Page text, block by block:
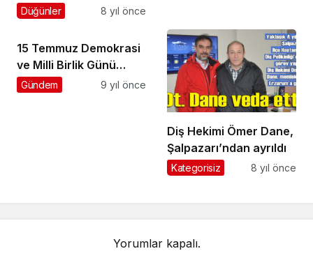
Kursu’nda verin
Düğünler 8 yıl önce
15 Temmuz Demokrasi
ve Milli Birlik Günü
etkinlikleri başladı
Gündem 9 yıl önce
Diş Hekimi Ömer Dane,
Şalpazarı’ndan ayrıldı
Kategorisiz 8 yıl önce
Yorumlar kapalı.